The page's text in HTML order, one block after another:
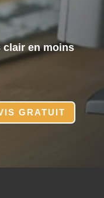
clair en moins
GRATUIT